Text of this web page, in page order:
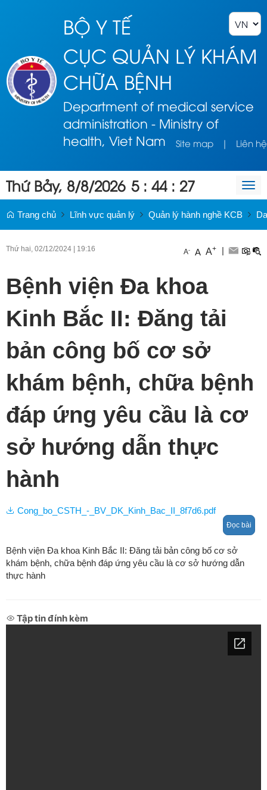
BỘ Y TẾ
CỤC QUẢN LÝ KHÁM
CHỮA BỆNH
Department of medical service
administration - Ministry of
health, Viet Nam
Site map | Liên hệ
Thứ Bảy, 8/8/2026 5 : 44 : 27
Trang chủ Lĩnh vực quản lý Quản lý hành nghề KCB
Thứ hai, 02/12/2024 19:16 A- A A+ |
Bệnh viện Đa khoa
Kinh Bắc II: Đăng tải
bản công bố cơ sở
khám bệnh, chữa bệnh
đáp ứng yêu cầu là cơ
sở hướng dẫn thực
hành
Cong_bo_CSTH_-_BV_DK_Kinh_Bac_II_8f7d6.pdf
Đọc bài
Bệnh viện Đa khoa Kinh Bắc II: Đăng tải bản công bố cơ sở
khám bệnh, chữa bệnh đáp ứng yêu cầu là cơ sở hướng dẫn
thực hành
Tập tin đính kèm